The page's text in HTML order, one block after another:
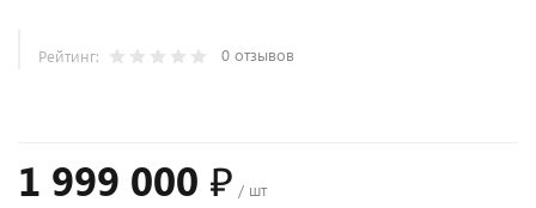
Рейтинг: 0 отзывов
1 999 000 ₽ / шт